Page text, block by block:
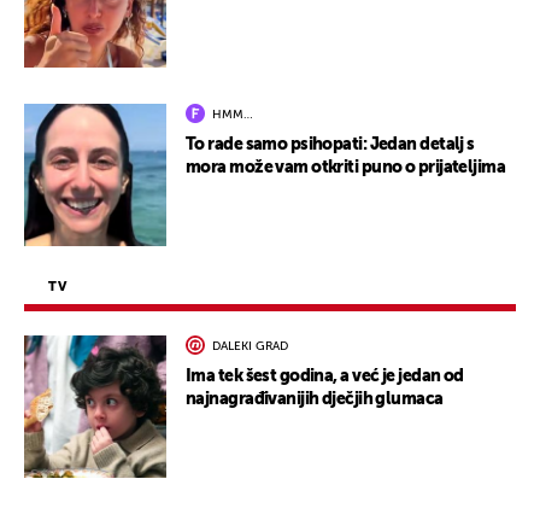
HMM…
To rade samo psihopati: Jedan detalj s
mora može vam otkriti puno o prijateljima
TV
DALEKI GRAD
Ima tek šest godina, a već je jedan od
najnagrađivanijih dječjih glumaca